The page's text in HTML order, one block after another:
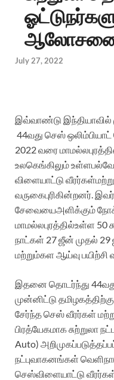
July 27, 2022
இவ்வாண்டு இந்தியாவில்
44வது செஸ்ஒலிம்பியாட்
2022 வரை
உலகெங்கிலும்உள்ள
விளையாட்டு வீரர்கள்
வருகைபுரிகின்றனர்.
சேவையைஅளிக்கும்
மாமல்லபுரத்தில்உள்ள 50
நாட்கள் 27 ஜீன் முதல்
மற்றும்கள ஆய்வு பயிற்சி
இதனை தொடர்ந்து 44
முன்னிட்டு தமிழகத்திற்கு
சேர்ந்தசெஸ்வீரர்கள்
பிரத்யேகமாகசுற்றுலா
Auto)
நட்புவாகனங்கள்
செஸ்விளையாட்டு